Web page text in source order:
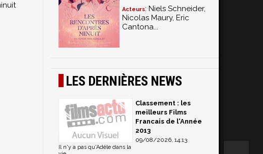
Acteurs: Niels Schneider,
Nicolas Maury, Eric
Cantona...
LES DERNIÈRES NEWS
Classement : les
meilleurs Films
Francais de l'Année
2013
09/08/2026, 14:13
Il n'y a pas qu'Adèle dans la